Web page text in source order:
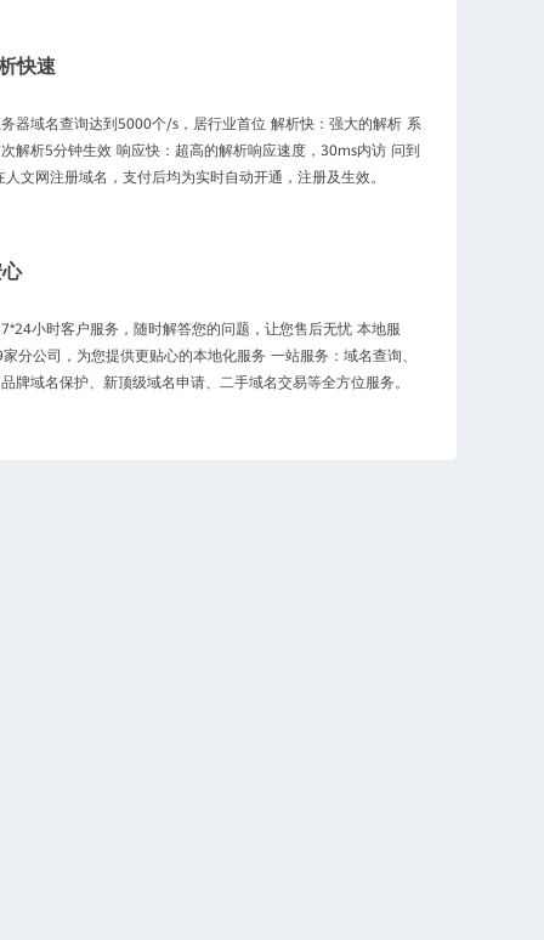
快速
器域名查询达到5000个/s，居行业首位 解析快：强大的解析 系
解析5分钟生效 响应快：超高的解析响应速度，30ms内访 问到
文网注册域名，支付后均为实时自动开通，注册及生效。
小时客户服务，随时解答您的问题，让您售后无忧 本地服
分公司，为您提供更贴心的本地化服务 一站服务：域名查询、
牌域名保护、新顶级域名申请、二手域名交易等全方位服务。